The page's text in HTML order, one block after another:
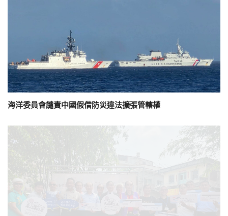
海洋委員會譴責中國假借防災違法擴張管轄權